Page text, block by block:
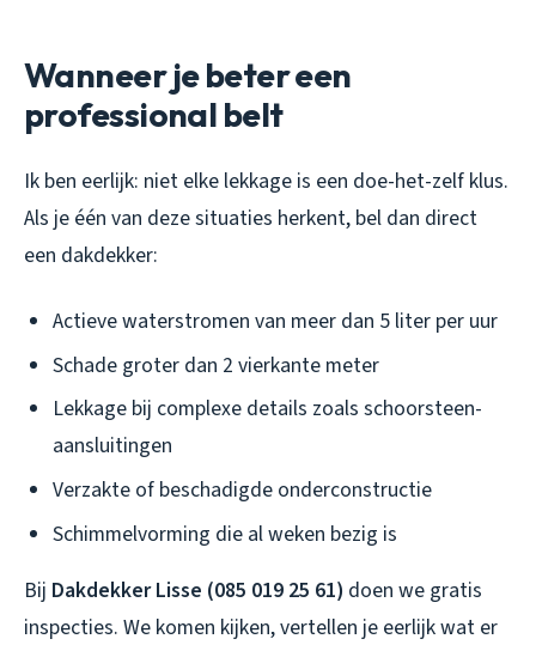
Wanneer je beter een
professional belt
Ik ben eerlijk: niet elke lekkage is een doe-het-zelf klus.
Als je één van deze situaties herkent, bel dan direct
een dakdekker:
Actieve waterstromen van meer dan 5 liter per uur
Schade groter dan 2 vierkante meter
Lekkage bij complexe details zoals schoorsteen-
aansluitingen
Verzakte of beschadigde onderconstructie
Schimmelvorming die al weken bezig is
Bij Dakdekker Lisse (085 019 25 61) doen we gratis
inspecties. We komen kijken, vertellen je eerlijk wat er